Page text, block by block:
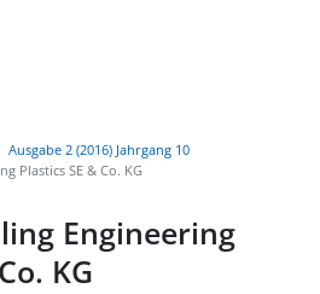
Ausgabe 2 (2016) Jahrgang 10
Plastics SE & Co. KG
Engineering
KG